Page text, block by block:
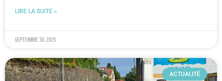
LIRE LA SUITE »
septembre 30, 2025
ACTUALITÉ